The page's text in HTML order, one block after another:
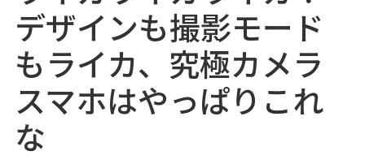
デザインも撮影モード
もライカ、究極カメラ
スマホはやっぱりこれ
な